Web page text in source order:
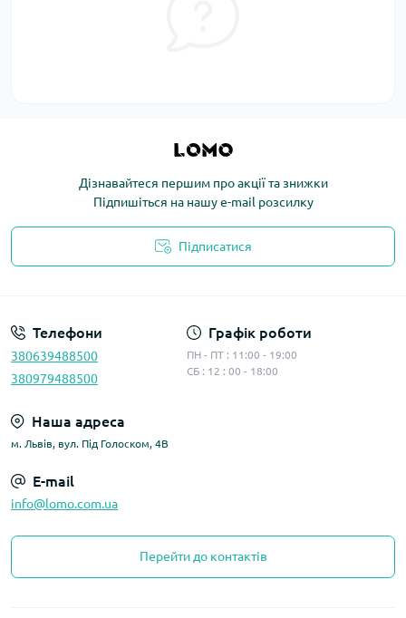
Дізнавайтеся першим про акції та знижки
Підпишіться на нашу e-mail розсилку
Підписатися
Телефони
380639488500
380979488500
Графік роботи
ПН - ПТ : 11:00 - 19:00
СБ : 12 : 00 - 18:00
Наша адреса
м. Львів, вул. Під Голоском, 4В
E-mail
info@lomo.com.ua
Перейти до контактів